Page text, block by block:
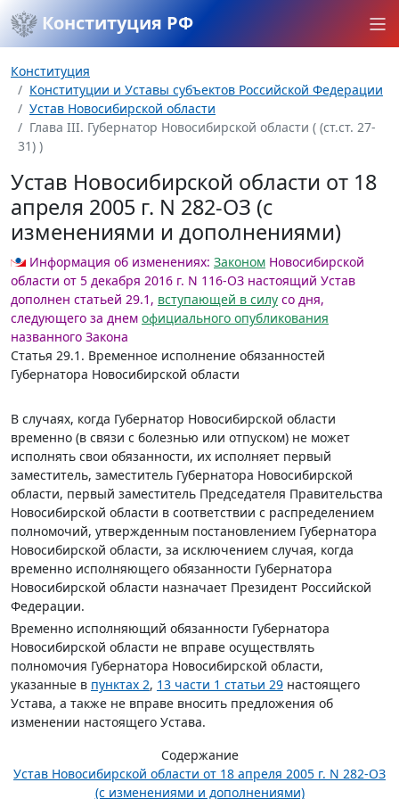
Конституция РФ
Конституция
Конституции и Уставы субъектов Российской Федерации
Устав Новосибирской области
Глава III. Губернатор Новосибирской области ( (ст.ст. 27-
31) )
Устав Новосибирской области от 18
апреля 2005 г. N 282-ОЗ (с
изменениями и дополнениями)
Информация об изменениях: Законом Новосибирской
области от 5 декабря 2016 г. N 116-ОЗ настоящий Устав
дополнен статьей 29.1, вступающей в силу со дня,
следующего за днем официального опубликования
названного Закона
Статья 29.1. Временное исполнение обязанностей
Губернатора Новосибирской области
В случаях, когда Губернатор Новосибирской области
временно (в связи с болезнью или отпуском) не может
исполнять свои обязанности, их исполняет первый
заместитель, заместитель Губернатора Новосибирской
области, первый заместитель Председателя Правительства
Новосибирской области в соответствии с распределением
полномочий, утвержденным постановлением Губернатора
Новосибирской области, за исключением случая, когда
временно исполняющего обязанности Губернатора
Новосибирской области назначает Президент Российской
Федерации.
Временно исполняющий обязанности Губернатора
Новосибирской области не вправе осуществлять
полномочия Губернатора Новосибирской области,
указанные в пунктах 2, 13 части 1 статьи 29 настоящего
Устава, а также не вправе вносить предложения об
изменении настоящего Устава.
Содержание
Устав Новосибирской области от 18 апреля 2005 г. N 282-ОЗ
(с изменениями и дополнениями)